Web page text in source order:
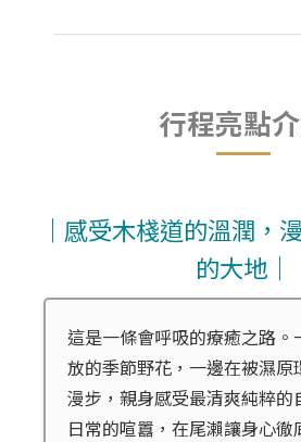
行程亮點
｜感受木棧道的溫潤，
的大地｜
這是一條會呼吸的療癒之路。
放的季節野花，一邊在被濕原
漫步，親身感受最清爽純粹的
日常的喧囂，在尾瀨讓身心徹